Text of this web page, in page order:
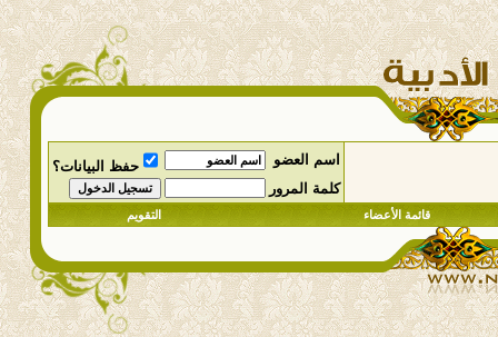
اسم العضو
حفظ البيانات؟
كلمة المرور
قائمة الأعضاء التقويم